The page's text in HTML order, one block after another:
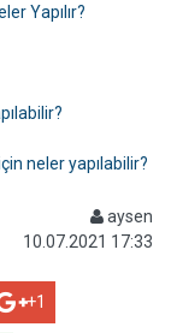
Yapılır?
neler yapılabilir?
aysen
10.07.2021 17:33
+1